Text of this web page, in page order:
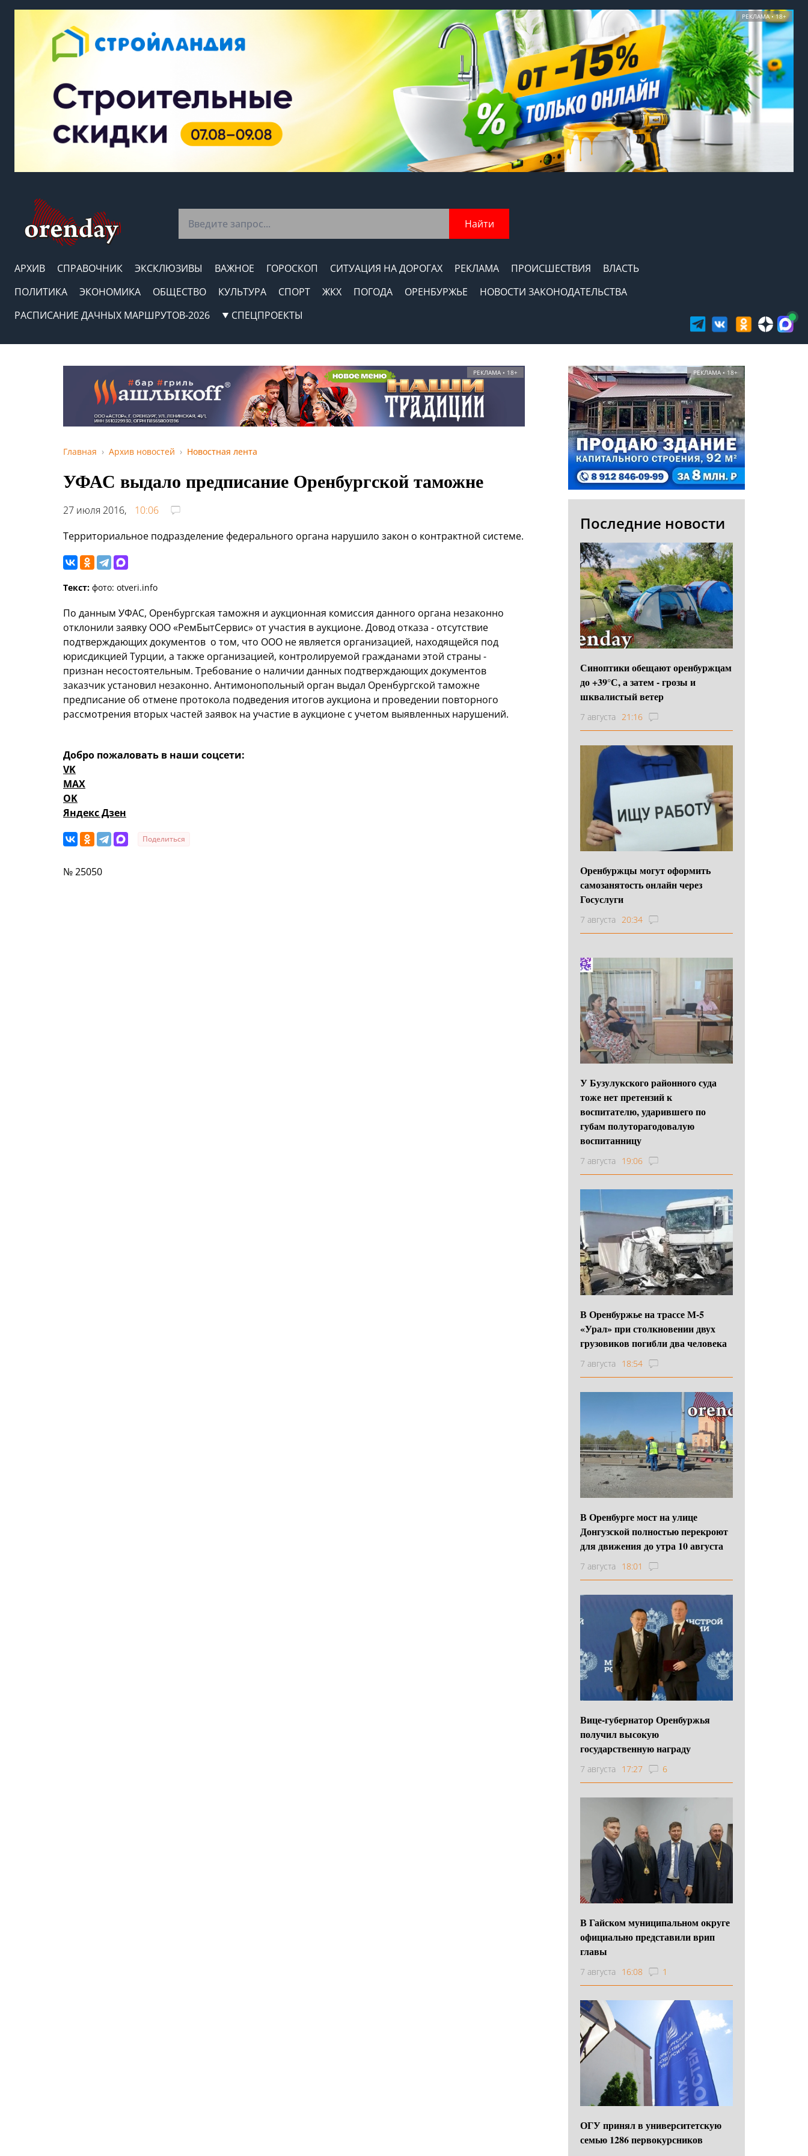
РЕКЛАМА • 18+
Найти
АРХИВ СПРАВОЧНИК ЭКСКЛЮЗИВЫ ВАЖНОЕ ГОРОСКОП СИТУАЦИЯ НА ДОРОГАХ РЕКЛАМА ПРОИСШЕСТВИЯ
ВЛАСТЬ
ПОЛИТИКА
ЭКОНОМИКА ОБЩЕСТВО КУЛЬТУРА СПОРТ ЖКХ ПОГОДА ОРЕНБУРЖЬЕ
НОВОСТИ ЗАКОНОДАТЕЛЬСТВА
РАСПИСАНИЕ ДАЧНЫХ МАРШРУТОВ-2026
СПЕЦПРОЕКТЫ
РЕКЛАМА • 18+
Главная Архив новостей Новостная лента
УФАС выдало предписание Оренбургской таможне
27 июля 2016,
10:06
Территориальное подразделение федерального органа нарушило закон о контрактной системе.
Текст: фото: otveri.info
По данным УФАС, Оренбургская таможня и аукционная комиссия данного органа незаконно
отклонили заявку ООО «РемБытСервис» от участия в аукционе. Довод отказа - отсутствие
подтверждающих документов о том, что ООО не является организацией, находящейся под
юрисдикцией Турции, а также организацией, контролируемой гражданами этой страны -
признан несостоятельным. Требование о наличии данных подтверждающих документов
заказчик установил незаконно. Антимонопольный орган выдал Оренбургской таможне
предписание об отмене протокола подведения итогов аукциона и проведении повторного
рассмотрения вторых частей заявок на участие в аукционе с учетом выявленных нарушений.
Добро пожаловать в наши соцсети:
VK
MAX
OK
Яндекс Дзен
Поделиться
№ 25050
РЕКЛАМА • 18+
Последние новости
Синоптики обещают оренбуржцам
до +39°С, а затем - грозы и
шквалистый ветер
7 августа 21:16
Оренбуржцы могут оформить
самозанятость онлайн через
Госуслуги
7 августа 20:34
У Бузулукского районного суда
тоже нет претензий к
воспитателю, ударившего по
губам полуторагодовалую
воспитанницу
7 августа 19:06
В Оренбуржье на трассе М-5
«Урал» при столкновении двух
грузовиков погибли два человека
7 августа 18:54
В Оренбурге мост на улице
Донгузской полностью перекроют
для движения до утра 10 августа
7 августа 18:01
Вице-губернатор Оренбуржья
получил высокую
государственную награду
7 августа 17:27 6
В Гайском муниципальном округе
официально представили врип
главы
7 августа 16:08 1
ОГУ принял в университетскую
семью 1286 первокурсников